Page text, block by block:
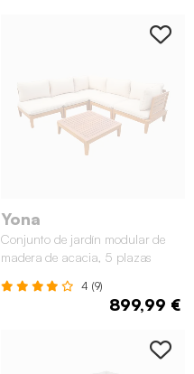
Yona
Conjunto de jardín modular de
madera de acacia, 5 plazas
4 (9)
899,99 €